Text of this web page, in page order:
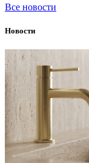
Все новости
Новости